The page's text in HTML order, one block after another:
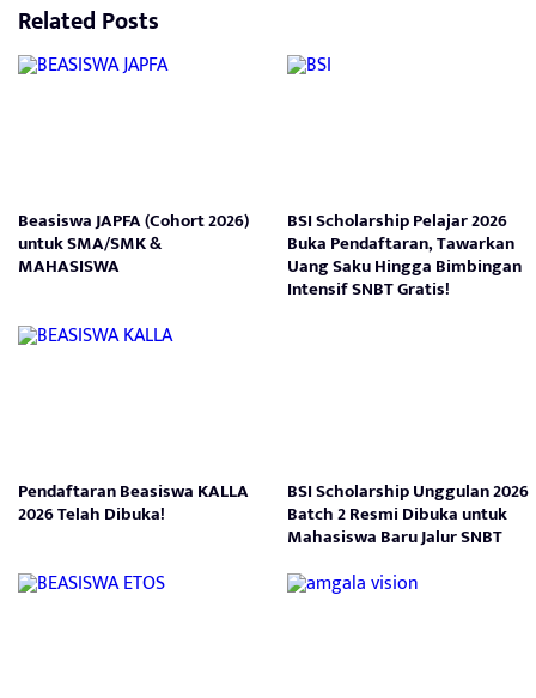
Related Posts
Beasiswa JAPFA (Cohort 2026)
untuk SMA/SMK &
MAHASISWA
BSI Scholarship Pelajar 2026
Buka Pendaftaran, Tawarkan
Uang Saku Hingga Bimbingan
Intensif SNBT Gratis!
Pendaftaran Beasiswa KALLA
2026 Telah Dibuka!
BSI Scholarship Unggulan 2026
Batch 2 Resmi Dibuka untuk
Mahasiswa Baru Jalur SNBT